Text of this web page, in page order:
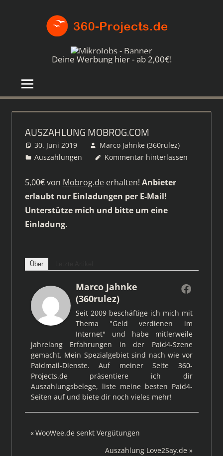
Seiten
im
Netz
Deine Werbung hier - ab 2,00€!
AUSZAHLUNG MOBROG.COM
30. Juni 2019
Marco Jahnke (360rulez)
Auszahlungen
Kommentar hinterlassen
5,00€ von Mobrog.deerhalten! Anbieter
erlaubt nur Einladungen per E-Mail!
Unterstütze mich und bitte um eine
Einladung.
Über
Marco Jahnke
(360rulez)
Seit 2009 beschäftige ich mich mit
Thema "Geld verdienen im
Internet" und habe mitlerweile
jahrelang Erfahrungen in der Paid4-Szene
gemacht. Mein Spezialgebiet sind nach wie vor
Paidmail-Dienste. Auf meiner Seite 360-
Projects.de präsentiere ich dir
Auszahlungsbelege, liste meine besten Paid4-
Seiten auf und biete dir noch vieles mehr!
Beitragsnavigation
Vorheriger
WooWee.de senkt Vergütungen
Nächster
Auszahlung Love2Say.de